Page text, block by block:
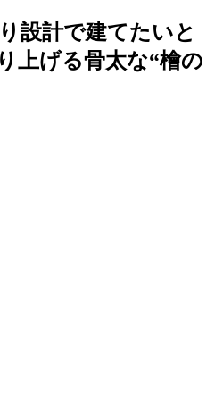
設計で建てたいと
上げる骨太な“檜の